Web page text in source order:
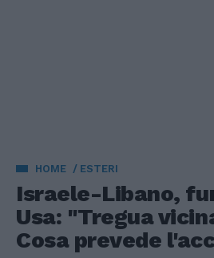
HOME ESTERI
Israele-Libano,
Usa: "Tregua
Cosa prevede